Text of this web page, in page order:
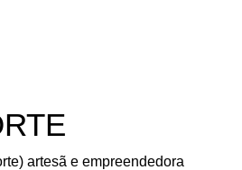
artesã e empreendedora